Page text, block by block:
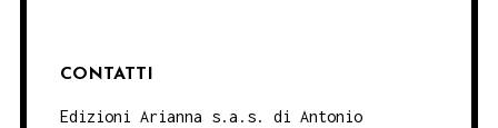
CONTATTI
Edizioni Arianna s.a.s. di Antonio